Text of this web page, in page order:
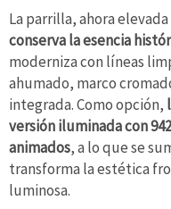
La parrilla, ahora
conserva la esencia
moderniza con líneas
ahumado, marco
integrada. Como opción,
versión iluminada con
animados, a lo que se
transforma la estética
luminosa.